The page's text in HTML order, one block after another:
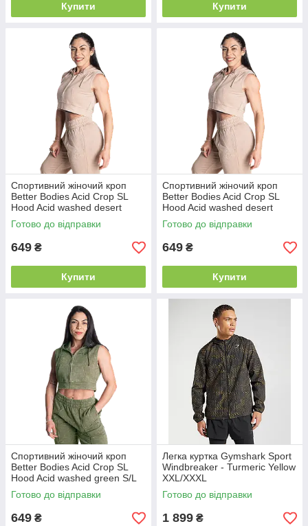
Купити Купити
Спортивний жіночий кроп
Better Bodies Acid Crop SL
Hood Acid washed desert
S/M/L M
Готово до відправки
649 ₴
Купити
Спортивний жіночий кроп
Better Bodies Acid Crop SL
Hood Acid washed desert
S/M/L L
Готово до відправки
649 ₴
Купити
Спортивний жіночий кроп
Better Bodies Acid Crop SL
Hood Acid washed green S/L
Готово до відправки
649 ₴
Легка куртка Gymshark Sport
Windbreaker - Turmeric Yellow
XXL/XXXL
Готово до відправки
1 899 ₴